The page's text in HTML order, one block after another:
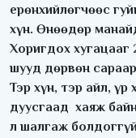
ерөнхийлөгчөөс
хүн. Өнөөдөр
Хоригдох хугацааг
шууд дөрвөн
Тэр хүн, тэр айл, үр
дуусгаад хаяж
л шалгаж